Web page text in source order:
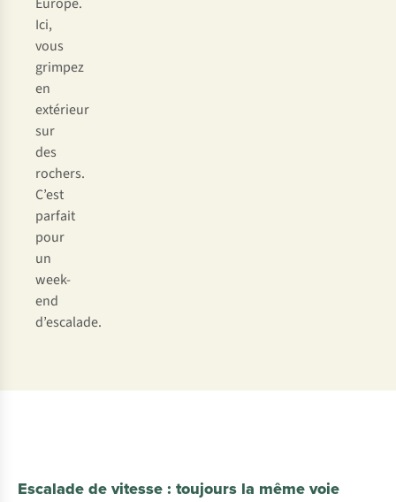
Ici,
vous
grimpez
en
extérieur
sur
des
rochers.
C’est
parfait
pour
un
week-
end
d’escalade.
Escalade de vitesse : toujours la même voie